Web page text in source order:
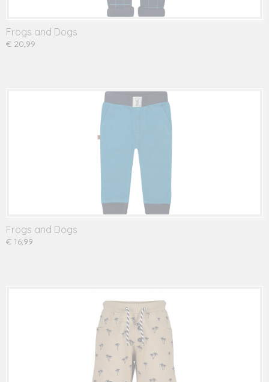
Frogs and Dogs
€ 20,99
Frogs and Dogs
€ 16,99